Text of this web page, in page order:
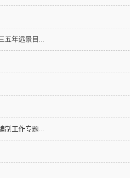
五年远景目...
制工作专题...